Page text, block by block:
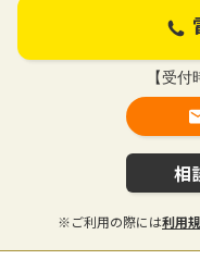
【受
相
※ご利用の際には利用